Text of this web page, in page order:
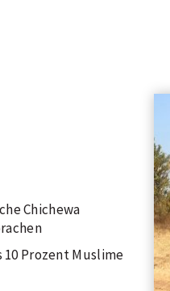
Chichewa
10 Prozent Muslime